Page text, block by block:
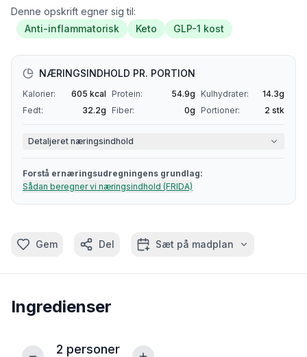
Denne opskrift egner sig til:
Anti-inflammatorisk
Keto GLP-1 kost
NÆRINGSINDHOLD PR. PORTION
Kalorier: 605 kcal Protein: 54.9g Kulhydrater: 14.3g
Fedt:
32.2g Fiber: 0g Portioner: 2 stk
Detaljeret næringsindhold
Forstå ernæringsudregningens grundlag:
Sådan beregner vi næringsindhold (FRIDA)
Gem Del Sæt på madplan
Ingredienser
2 personer